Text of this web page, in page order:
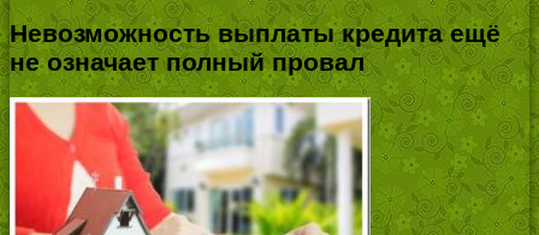
Невозможность выплаты кредита ещё
не означает полный провал